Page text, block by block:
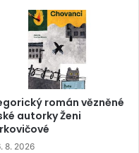
román vězněné
autorky Ženi
8. 2026